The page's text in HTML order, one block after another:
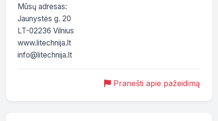
Mūsų adresas:
Jaunystės g. 20
LT-02236 Vilnius
www.litechnija.lt
info@litechnija.lt
Pranešti apie pažeidimą